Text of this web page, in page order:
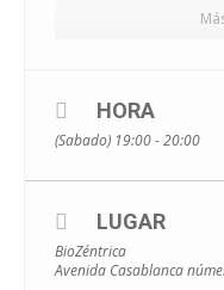
CUENCOS
Y MUCHO MÁS…
HORA
(Sabado) 19:00 - 20:00
LUGAR
BioZéntrica
Avenida Casablanca